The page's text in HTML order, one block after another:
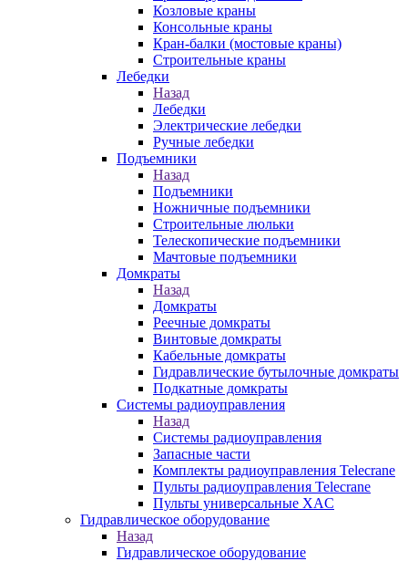
Козловые краны
Консольные краны
Кран-балки (мостовые краны)
Строительные краны
Лебедки
Назад
Лебедки
Электрические лебедки
Ручные лебедки
Подъемники
Назад
Подъемники
Ножничные подъемники
Строительные люльки
Телескопические подъемники
Мачтовые подъемники
Домкраты
Назад
Домкраты
Реечные домкраты
Винтовые домкраты
Кабельные домкраты
Гидравлические бутылочные домкраты
Подкатные домкраты
Системы радиоуправления
Назад
Системы радиоуправления
Запасные части
Комплекты радиоуправления Telecrane
Пульты радиоуправления Telecrane
Пульты универсальные XAC
Гидравлическое оборудование
Назад
Гидравлическое оборудование